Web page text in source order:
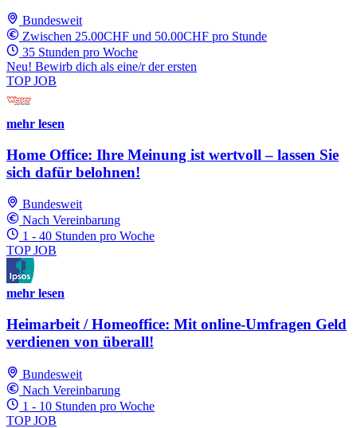
Bundesweit
Zwischen 25.00CHF und 50.00CHF pro Stunde
35 Stunden pro Woche
Neu! Bewirb dich als eine/r der ersten
TOP JOB
mehr lesen
Home Office: Ihre Meinung ist wertvoll – lassen Sie
sich dafür belohnen!
Bundesweit
Nach Vereinbarung
1 - 40 Stunden pro Woche
TOP JOB
mehr lesen
Heimarbeit / Homeoffice: Mit online-Umfragen Geld
verdienen von überall!
Bundesweit
Nach Vereinbarung
1 - 10 Stunden pro Woche
TOP JOB